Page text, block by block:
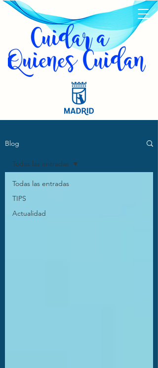
Blog
Todas las entradas
TIPS
Actualidad
Todas las entradas